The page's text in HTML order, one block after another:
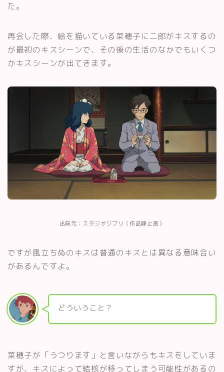
た。
再会した際、絵を描いている菜穂子に二郎がキスするの
が最初のキスシーンで、その後の生活のなかでもいくつ
かキスシーンが出てきます。
出典元：スタジオジブリ（作品静止画）
ですが風立ちぬのキスは普通のキスとは異なる意味合い
があるんですよ。
どういうこと？
菜穂子が「うつります」と言いながらもキスをしていま
すが、キスによって結核が移ってしまう可能性があるの